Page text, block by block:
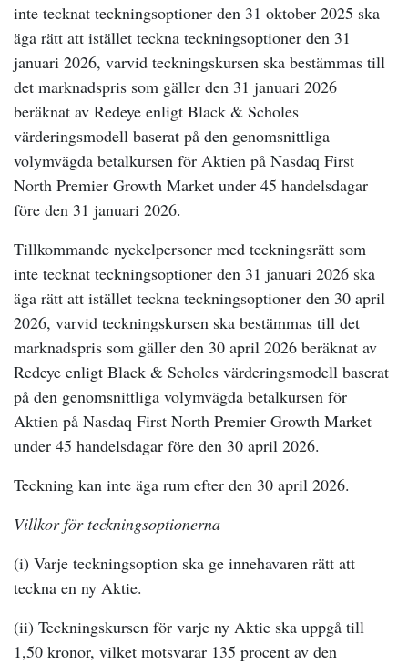
inte tecknat teckningsoptioner den 31 oktober 2025 ska
äga rätt att istället teckna teckningsoptioner den 31
januari 2026, varvid teckningskursen ska bestämmas till
det marknadspris som gäller den 31 januari 2026
beräknat av Redeye enligt Black & Scholes
värderingsmodell baserat på den genomsnittliga
volymvägda betalkursen för Aktien på Nasdaq First
North Premier Growth Market under 45 handelsdagar
före den 31 januari 2026.
Tillkommande nyckelpersoner med teckningsrätt som
inte tecknat teckningsoptioner den 31 januari 2026 ska
äga rätt att istället teckna teckningsoptioner den 30 april
2026, varvid teckningskursen ska bestämmas till det
marknadspris som gäller den 30 april 2026 beräknat av
Redeye enligt Black & Scholes värderingsmodell baserat
på den genomsnittliga volymvägda betalkursen för
Aktien på Nasdaq First North Premier Growth Market
under 45 handelsdagar före den 30 april 2026.
Teckning kan inte äga rum efter den 30 april 2026.
Villkor för teckningsoptionerna
(i) Varje teckningsoption ska ge innehavaren rätt att
teckna en ny Aktie.
(ii) Teckningskursen för varje ny Aktie ska uppgå till
1,50 kronor, vilket motsvarar 135 procent av den